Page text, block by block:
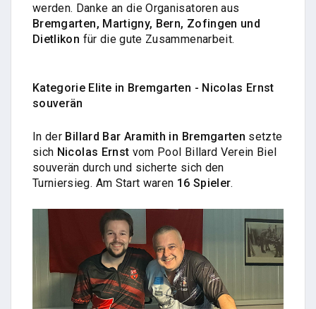
werden. Danke an die Organisatoren aus
Bremgarten, Martigny, Bern, Zofingen und
Dietlikon für die gute Zusammenarbeit.
Kategorie Elite in Bremgarten - Nicolas Ernst
souverän
In der Billard Bar Aramith in Bremgarten setzte
sich Nicolas Ernst vom Pool Billard Verein Biel
souverän durch und sicherte sich den
Turniersieg. Am Start waren 16 Spieler.